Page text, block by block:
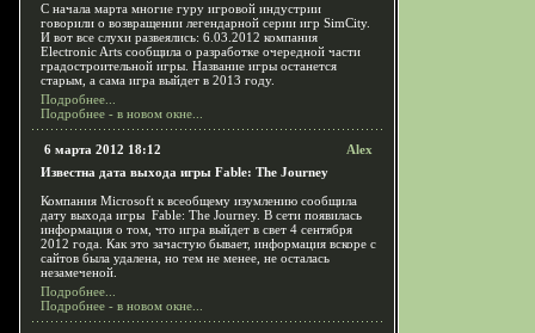
С начала марта многие гуру игровой индустрии
говорили о возвращении легендарной серии игр SimCity.
И вот все слухи развеялись: 6.03.2012 компания
Electronic Arts сообщила о разработке очередной части
градостроительной игры. Название игры останется
старым, а сама игра выйдет в 2013 году.
Подробнее...
Подробнее - в новом окне...
6 марта 2012 18:12
Alex
Известна дата выхода игры Fable: The Journey
Компания Microsoft к всеобщему изумлению сообщила
дату выхода игры Fable: The Journey. В сети появилась
информация о том, что игра выйдет в свет 4 сентября
2012 года. Как это зачастую бывает, информация вскоре с
сайтов была удалена, но тем не менее, не осталась
незамеченой.
Подробнее...
Подробнее - в новом окне...